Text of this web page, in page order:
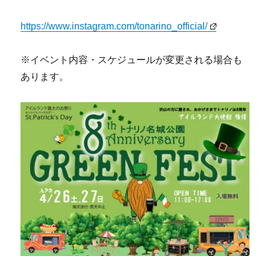
https://www.instagram.com/tonarino_official/
※イベント内容・スケジュールが変更される場合も
あります。